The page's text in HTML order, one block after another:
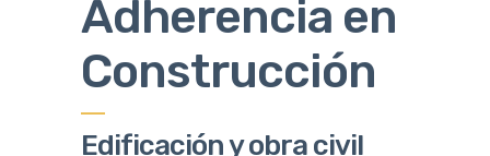
Adherencia en
Construcción
Edificación y obra civil